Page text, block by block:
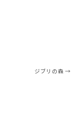
ジブリの森→